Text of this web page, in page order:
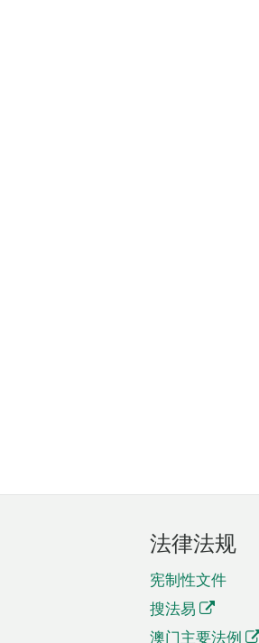
法律法规
宪制性文件
搜法易
澳门主要法例